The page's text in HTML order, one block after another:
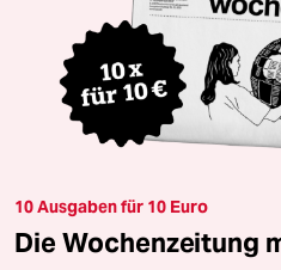
10 Ausgaben für 10 Euro
Die Wochenzeitung